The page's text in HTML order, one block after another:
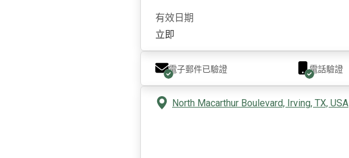
有效日期
立即
電子郵件已驗證 電話驗證
North Macarthur Boulevard, Irving, TX, USA